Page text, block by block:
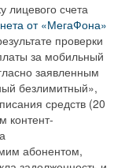
лицевого счета
от «МегаФона»
проверки
за мобильный
заявленным
безлимитный»,
средств (20
контент-
абонентом,